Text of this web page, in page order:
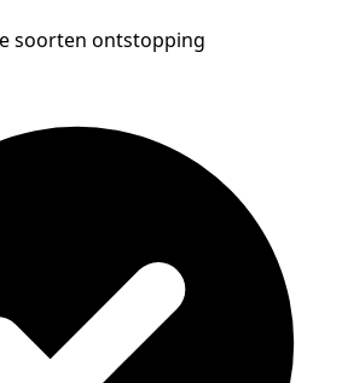
soorten ontstopping